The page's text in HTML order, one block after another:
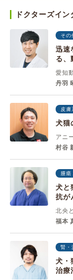
ドクターズイ
その
迅速
る、
愛知
丹羽
皮膚
犬猫
アニ
村谷
腫瘍
犬と
抗が
北央
福本
腎・
犬・
治療